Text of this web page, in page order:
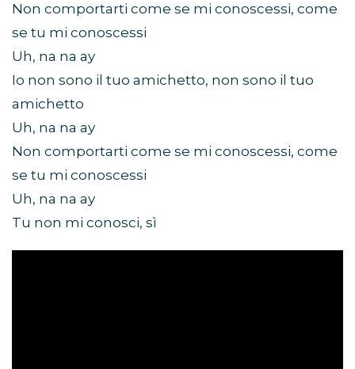
Non comportarti come se mi conoscessi, come
se tu mi conoscessi
Uh, na na ay
Io non sono il tuo amichetto, non sono il tuo
amichetto
Uh, na na ay
Non comportarti come se mi conoscessi, come
se tu mi conoscessi
Uh, na na ay
Tu non mi conosci, sì